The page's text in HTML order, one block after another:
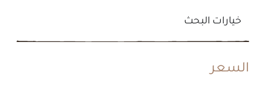
خيارات البحث
السعر